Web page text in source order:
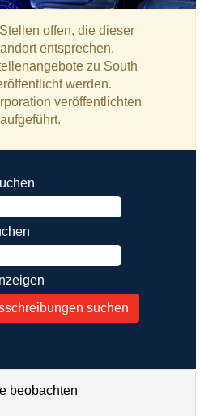
offen, die dieser
entsprechen.
zu South
werden.
veröffentlichten
beobachten